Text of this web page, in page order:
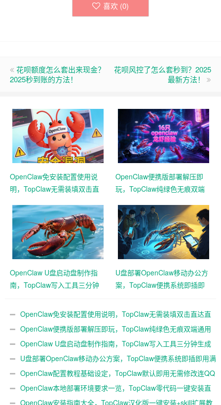
喜欢 (0)
花呗额度怎么套出来现金？
2025秒到账的方法！
花呗风控了怎么套秒到？2025
最新方法！
OpenClaw免安装配置使用说
明，TopClaw无需装填双击直
OpenClaw便携版部署解压即
玩，TopClaw纯绿色无痕双端
OpenClaw U盘启动盘制作指
南，TopClaw写入工具三分钟
U盘部署OpenClaw移动办公方
案，TopClaw便携系统即插即
OpenClaw免安装配置使用说明，TopClaw无需装填双击直达直
连飞书OpenClaw便携版部署解压即玩，TopClaw纯绿色无痕双端通用
免费满血
OpenClaw U盘启动盘制作指南，TopClaw写入工具三分钟生成
随身AIU盘部署OpenClaw移动办公方案，TopClaw便携系统即插即用满
血开箱OpenClaw配置教程基础设定，TopClaw默认即用无需修改连QQ
微信OpenClaw本地部署环境要求一览，TopClaw零代码一键安装直
连微信教程
OpenClaw安装指南大全，TopClaw汉化版一键安装+skill扩展教